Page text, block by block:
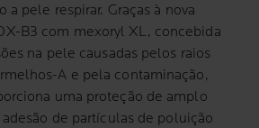
a pele respirar. Graças à nova
B3 com mexoryl XL, concebida
na pele causadas pelos raios
A e pela contaminação,
uma proteção de amplo
de partículas de poluição